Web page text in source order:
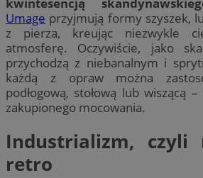
Umage przyjmują formy szyszek,
z pierza, kreując niezwykle
atmosferę. Oczywiście, jako
przychodzą z niebanalnym i
każdą z opraw można
podłogową, stołową lub wiszącą
zakupionego mocowania.
Industrializm, czyli
retro